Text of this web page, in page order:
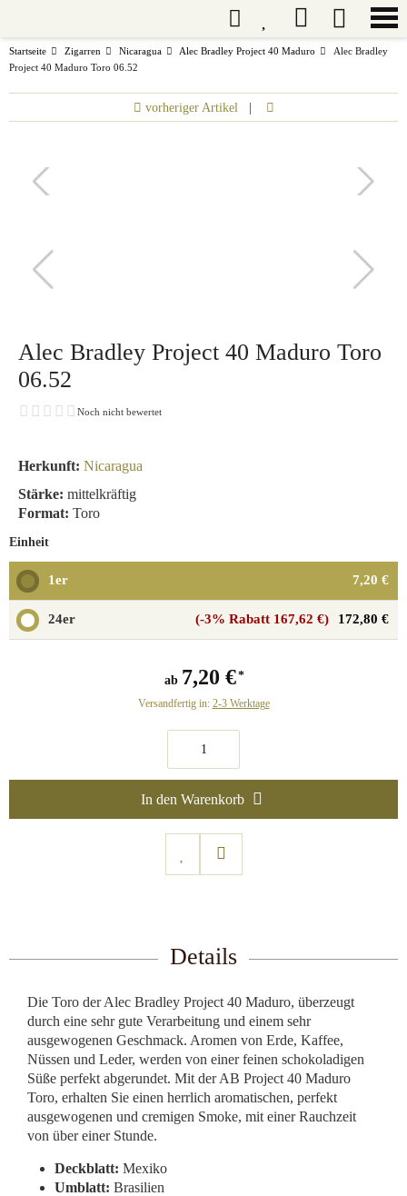
Startseite Zigarren Nicaragua Alec Bradley Project 40 Maduro
Alec Bradley
Project 40 Maduro Toro 06.52
vorheriger Artikel |
Alec Bradley Project 40 Maduro Toro
06.52
Noch nicht bewertet
Herkunft: Nicaragua
Stärke: mittelkräftig
Format: Toro
Einheit
1er 7,20 €
24er 172,80 €
(-3% Rabatt 167,62 €)
ab 7,20 €
Versandfertig in: 2-3 Werktage
In den Warenkorb
Details
Die Toro der Alec Bradley Project 40 Maduro, überzeugt
durch eine sehr gute Verarbeitung und einem sehr
ausgewogenen Geschmack. Aromen von Erde, Kaffee,
Nüssen und Leder, werden von einer feinen schokoladigen
Süße perfekt abgerundet. Mit der AB Project 40 Maduro
Toro, erhalten Sie einen herrlich aromatischen, perfekt
ausgewogenen und cremigen Smoke, mit einer Rauchzeit
von über einer Stunde.
Deckblatt: Mexiko
Umblatt: Brasilien